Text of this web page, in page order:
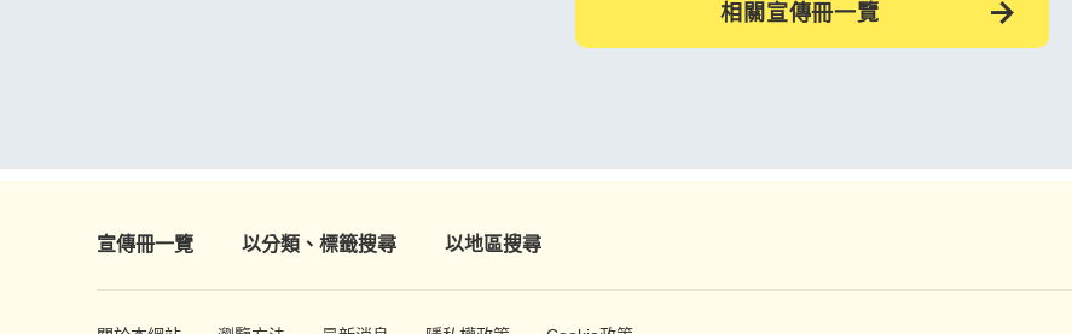
相關宣傳冊一覽
宣傳冊一覽 以分類、標籤搜尋 以地區搜尋